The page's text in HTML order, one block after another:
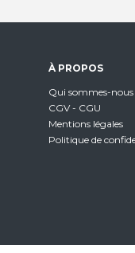
À PROPOS
Qui sommes-nous
CGV - CGU
Mentions légales
Politique de